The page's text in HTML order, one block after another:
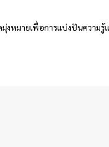
งหมายเพื่อการแบ่งปันความรู้